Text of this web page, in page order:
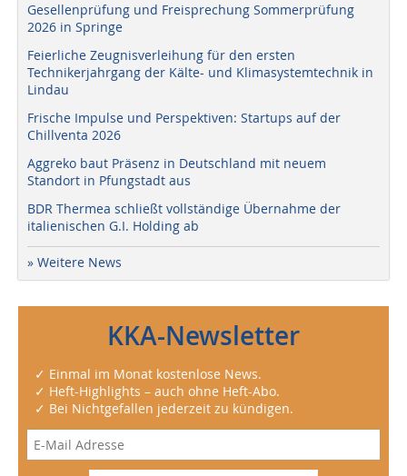
Gesellenprüfung und Freisprechung Sommerprüfung
2026 in Springe
Feierliche Zeugnisverleihung für den ersten
Technikerjahrgang der Kälte- und Klimasystemtechnik in
Lindau
Frische Impulse und Perspektiven: Startups auf der
Chillventa 2026
Aggreko baut Präsenz in Deutschland mit neuem
Standort in Pfungstadt aus
BDR Thermea schließt vollständige Übernahme der
italienischen G.I. Holding ab
» Weitere News
KKA-Newsletter
✓ Einmal im Monat kostenlose News.
✓ Heft-Highlights – auch ohne Heft-Abo.
✓ Bei Nichtgefallen jederzeit zu kündigen.